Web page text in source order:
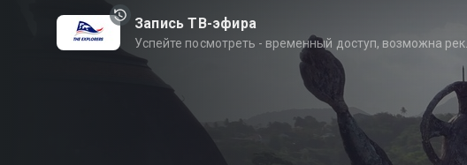
Запись ТВ-эфира
Успейте посмотреть - временный доступ, возможна